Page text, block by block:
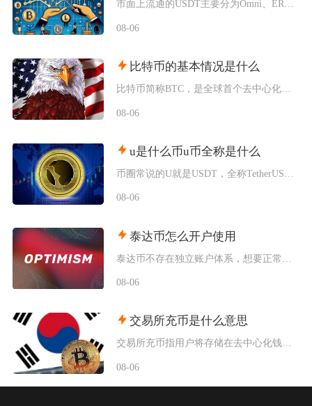
08-06
比特币的基本情况是什么
08-06
u是什么币u币全称是什么
08-06
泰达币怎么开户使用
08-06
交易所充币是什么意思
交易所充币指用户将存储在去中心化钱包、其他交易平台内的数字加密资产，通过对应区块链网络转入
08-06